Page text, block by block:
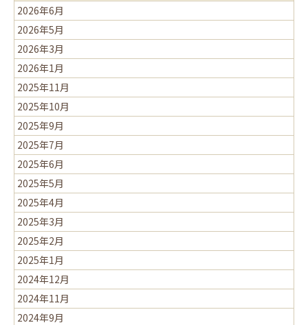
2026年6月
2026年5月
2026年3月
2026年1月
2025年11月
2025年10月
2025年9月
2025年7月
2025年6月
2025年5月
2025年4月
2025年3月
2025年2月
2025年1月
2024年12月
2024年11月
2024年9月